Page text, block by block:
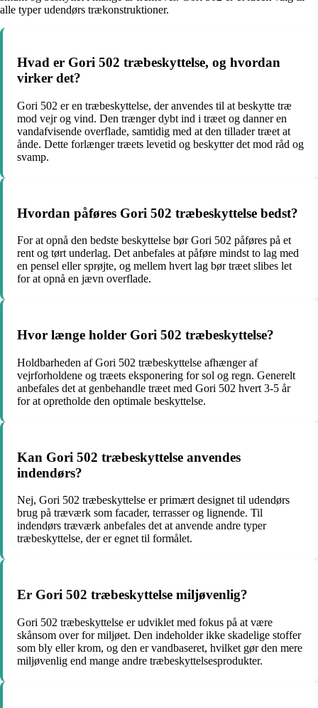
alle typer udendørs trækonstruktioner.
Hvad er Gori 502 træbeskyttelse, og hvordan
virker det?
Gori 502 er en træbeskyttelse, der anvendes til at beskytte træ
mod vejr og vind. Den trænger dybt ind i træet og danner en
vandafvisende overflade, samtidig med at den tillader træet at
ånde. Dette forlænger træets levetid og beskytter det mod råd og
svamp.
Hvordan påføres Gori 502 træbeskyttelse bedst?
For at opnå den bedste beskyttelse bør Gori 502 påføres på et
rent og tørt underlag. Det anbefales at påføre mindst to lag med
en pensel eller sprøjte, og mellem hvert lag bør træet slibes let
for at opnå en jævn overflade.
Hvor længe holder Gori 502 træbeskyttelse?
Holdbarheden af Gori 502 træbeskyttelse afhænger af
vejrforholdene og træets eksponering for sol og regn. Generelt
anbefales det at genbehandle træet med Gori 502 hvert 3-5 år
for at opretholde den optimale beskyttelse.
Kan Gori 502 træbeskyttelse anvendes
indendørs?
Nej, Gori 502 træbeskyttelse er primært designet til udendørs
brug på træværk som facader, terrasser og lignende. Til
indendørs træværk anbefales det at anvende andre typer
træbeskyttelse, der er egnet til formålet.
Er Gori 502 træbeskyttelse miljøvenlig?
Gori 502 træbeskyttelse er udviklet med fokus på at være
skånsom over for miljøet. Den indeholder ikke skadelige stoffer
som bly eller krom, og den er vandbaseret, hvilket gør den mere
miljøvenlig end mange andre træbeskyttelsesprodukter.